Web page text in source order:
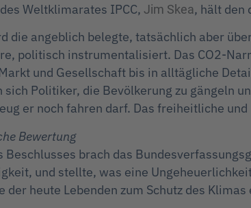
Weltklimarates IPCC, Jim Skea, hält den
die angeblich belegte, tatsächlich aber
politisch instrumentalisiert. Das CO2-
und Gesellschaft bis in alltägliche
sich Politiker, die Bevölkerung zu gängeln
er noch fahren darf. Das freiheitliche
Bewertung
Beschlusses brach das
und stellte, was eine
der heute Lebenden zum Schutz des